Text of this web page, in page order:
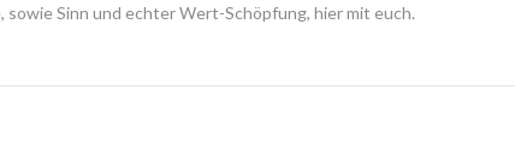
Sinn und echter Wert-Schöpfung, hier mit euch.